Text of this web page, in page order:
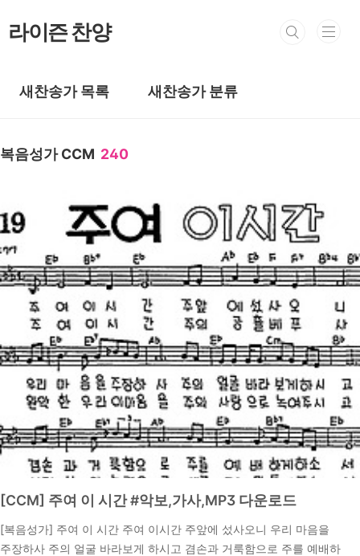
라이즌 찬양
새찬송가 목록 새찬송가 분류
복음성가 CCM 240
[CCM] 주여 이 시간 #악보,가사,MP3 다운로드
[복음성가] 주여 이 시간 주여 이시간 주앞에 섰사오니 우리 마음을
주장하사 주의 얼굴 바라보게 하시고 겸손과 거룩함으로 주를 예배하